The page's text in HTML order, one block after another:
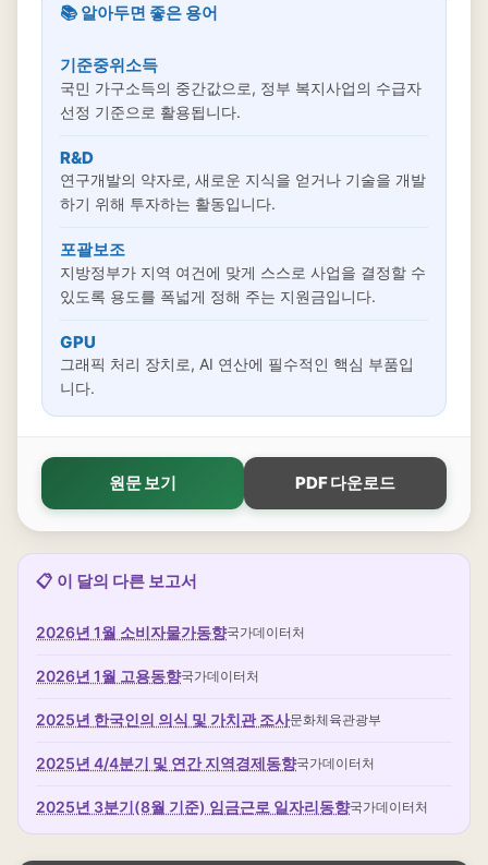
📚 알아두면 좋은 용어
기준중위소득
국민 가구소득의 중간값으로, 정부 복지사업의 수급자
선정 기준으로 활용됩니다.
R&D
연구개발의 약자로, 새로운 지식을 얻거나 기술을 개발
하기 위해 투자하는 활동입니다.
포괄보조
지방정부가 지역 여건에 맞게 스스로 사업을 결정할 수
있도록 용도를 폭넓게 정해 주는 지원금입니다.
GPU
그래픽 처리 장치로, AI 연산에 필수적인 핵심 부품입
니다.
원문 보기 PDF 다운로드
📋 이 달의 다른 보고서
2026년 1월 소비자물가동향국가데이터처
2026년 1월 고용동향국가데이터처
2025년 한국인의 의식 및 가치관 조사문화체육관광부
2025년 4/4분기 및 연간 지역경제동향국가데이터처
2025년 3분기(8월 기준) 임금근로 일자리동향국가데이터처